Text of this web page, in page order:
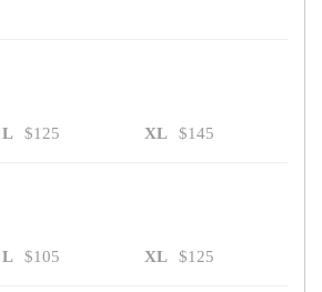
L $125 XL $145
L $105 XL $125